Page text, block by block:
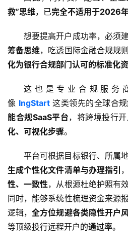
救”思维，已完全不适用于2026
想要提高开户成功率，必须
筹备思维，吃透国际金融合规规
化为银行合规部门认可的标准化
这也是专业合规服务
像 IngStart 这类领先的全球合
能合规SaaS平台，将跨境投行
化、可视化步骤。
平台可根据目标银行、所属
生成个性化文件清单与办理指引
性、一致性，从根源杜绝护照有
同时，能够系统性梳理资金来源
逻辑，全方位规避各类隐性开户
等顶级投行远程开户的通过率。